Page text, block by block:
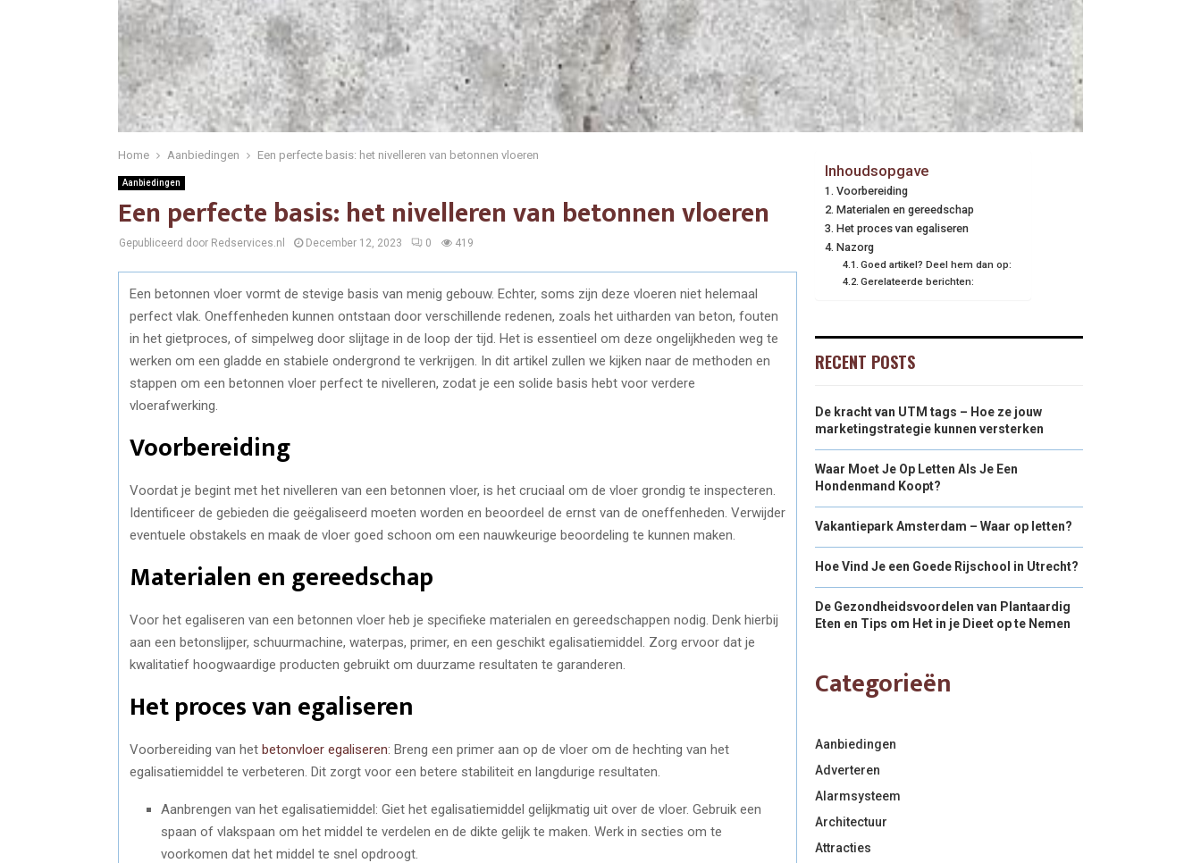
Home Aanbiedingen Een perfecte basis: het nivelleren van betonnen vloeren
Aanbiedingen
Een perfecte basis: het nivelleren van betonnen vloeren
Gepubliceerd door Redservices.nl December 12, 2023 0 419
Een betonnen vloer vormt de stevige basis van menig gebouw. Echter, soms zijn deze vloeren niet helemaal
perfect vlak. Oneffenheden kunnen ontstaan door verschillende redenen, zoals het uitharden van beton, fouten
in het gietproces, of simpelweg door slijtage in de loop der tijd. Het is essentieel om deze ongelijkheden weg te
werken om een gladde en stabiele ondergrond te verkrijgen. In dit artikel zullen we kijken naar de methoden en
stappen om een betonnen vloer perfect te nivelleren, zodat je een solide basis hebt voor verdere
vloerafwerking.
Voorbereiding
Voordat je begint met het nivelleren van een betonnen vloer, is het cruciaal om de vloer grondig te inspecteren.
Identificeer de gebieden die geëgaliseerd moeten worden en beoordeel de ernst van de oneffenheden. Verwijder
eventuele obstakels en maak de vloer goed schoon om een nauwkeurige beoordeling te kunnen maken.
Materialen en gereedschap
Voor het egaliseren van een betonnen vloer heb je specifieke materialen en gereedschappen nodig. Denk hierbij
aan een betonslijper, schuurmachine, waterpas, primer, en een geschikt egalisatiemiddel. Zorg ervoor dat je
kwalitatief hoogwaardige producten gebruikt om duurzame resultaten te garanderen.
Het proces van egaliseren
Voorbereiding van het betonvloer egaliseren: Breng een primer aan op de vloer om de hechting van het
egalisatiemiddel te verbeteren. Dit zorgt voor een betere stabiliteit en langdurige resultaten.
Aanbrengen van het egalisatiemiddel: Giet het egalisatiemiddel gelijkmatig uit over de vloer. Gebruik een
spaan of vlakspaan om het middel te verdelen en de dikte gelijk te maken. Werk in secties om te
voorkomen dat het middel te snel opdroogt.
Inhoudsopgave
Voorbereiding
Materialen en gereedschap
Het proces van egaliseren
Nazorg
Goed artikel? Deel hem dan op:
Gerelateerde berichten:
RECENT POSTS
De kracht van UTM tags – Hoe ze jouw
marketingstrategie kunnen versterken
Waar Moet Je Op Letten Als Je Een
Hondenmand Koopt?
Vakantiepark Amsterdam – Waar op letten?
Hoe Vind Je een Goede Rijschool in Utrecht?
De Gezondheidsvoordelen van Plantaardig
Eten en Tips om Het in je Dieet op te Nemen
Categorieën
Aanbiedingen
Adverteren
Alarmsysteem
Architectuur
Attracties